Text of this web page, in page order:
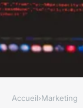
Accueil›Marketing